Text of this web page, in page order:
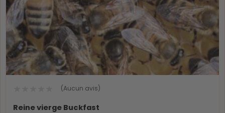
(Aucun avis)
Reine vierge Buckfast